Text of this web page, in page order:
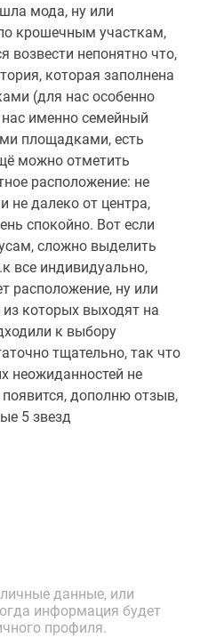
мода, ну или
крошечным участкам,
возвести непонятно что,
которая заполнена
(для нас особенно
именно семейный
площадками, есть
можно отметить
расположение: не
не далеко от центра,
спокойно. Вот если
сложно выделить
все индивидуально,
расположение, ну или
которых выходят на
к выбору
тщательно, так что
неожиданностей не
дополню отзыв,
5 звезд
данные, или
информация будет
профиля.